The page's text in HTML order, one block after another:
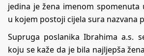
jedina je žena imenom spomenuta
u kojem postoji cijela sura nazvana
Supruga poslanika Ibrahima a.s.
koju se kaže da je bila najljepša